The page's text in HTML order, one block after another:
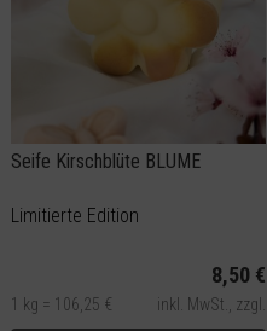
Seife Kirschblüte BLUME
Limitierte Edition
8,50 €
1 kg = 106,25 € inkl. MwSt., zzgl.